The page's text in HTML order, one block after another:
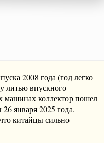
2008 года (год легко
литью впускного
машинах коллектор пошел
января 2025 года.
китайцы сильно